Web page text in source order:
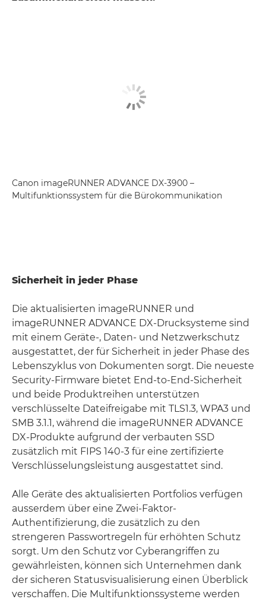
Canon imageRUNNER ADVANCE DX-3900 –
Multifunktionssystem für die Bürokommunikation
Sicherheit in jeder Phase
Die aktualisierten imageRUNNER und
imageRUNNER ADVANCE DX-Drucksysteme sind
mit einem Geräte-, Daten- und Netzwerkschutz
ausgestattet, der für Sicherheit in jeder Phase des
Lebenszyklus von Dokumenten sorgt. Die neueste
Security-Firmware bietet End-to-End-Sicherheit
und beide Produktreihen unterstützen
verschlüsselte Dateifreigabe mit TLS1.3, WPA3 und
SMB 3.1.1, während die imageRUNNER ADVANCE
DX-Produkte aufgrund der verbauten SSD
zusätzlich mit FIPS 140-3 für eine zertifizierte
Verschlüsselungsleistung ausgestattet sind.
Alle Geräte des aktualisierten Portfolios verfügen
ausserdem über eine Zwei-Faktor-
Authentifizierung, die zusätzlich zu den
strengeren Passwortregeln für erhöhten Schutz
sorgt. Um den Schutz vor Cyberangriffen zu
gewährleisten, können sich Unternehmen dank
der sicheren Statusvisualisierung einen Überblick
verschaffen. Die Multifunktionssysteme werden